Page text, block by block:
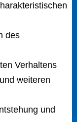
des
Verhaltens
weiteren
und